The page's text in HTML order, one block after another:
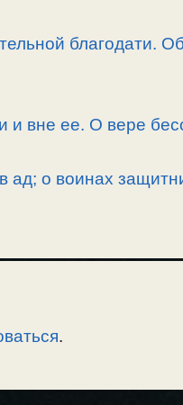
благодати. Об
и вне ее. О вере
ад; о воинах
.